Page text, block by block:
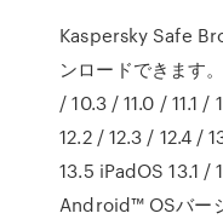
Kaspersky Safe
ンロードできます
/ 10.3 / 11.0 / 11.1 /
12.2 / 12.3 / 12.4 /
13.5 iPadOS 13.1 /
Android™ OSバー